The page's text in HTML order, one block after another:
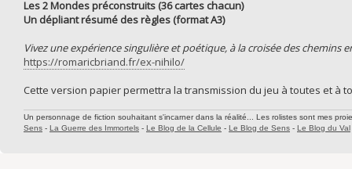
Les 2 Mondes préconstruits (36 cartes chacun)
Un dépliant résumé des règles (format A3)
Vivez une expérience singulière et poétique, à la croisée des chemins
https://romaricbriand.fr/ex-nihilo/
Cette version papier permettra la transmission du jeu à toutes et à
Un personnage de fiction souhaitant s'incarner dans la réalité... Les rolistes sont mes
Sens - La Guerre des Immortels - Le Blog de la Cellule - Le Blog de Sens - Le Blog du Val